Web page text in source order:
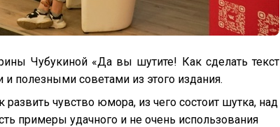
Чубукиной «Да вы шутите! Как сделать текст
полезными советами из этого издания.
развить чувство юмора, из чего состоит шутка, над
примеры удачного и не очень использования